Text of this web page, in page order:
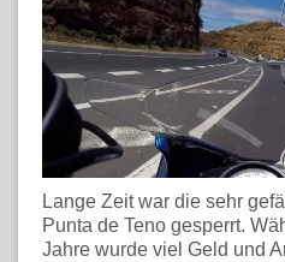
Lange Zeit war die sehr
Punta de Teno gesperrt.
Jahre wurde viel Geld und